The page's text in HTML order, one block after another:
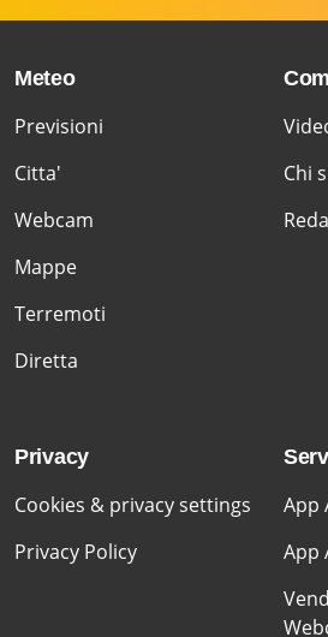
Meteo
Previsioni
Citta'
Webcam
Mappe
Terremoti
Diretta
Chi
Privacy
Cookies & privacy settings
Privacy Policy
App
App